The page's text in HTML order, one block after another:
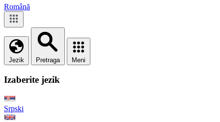
Română
Jezik Pretraga Meni
Izaberite jezik
Srpski